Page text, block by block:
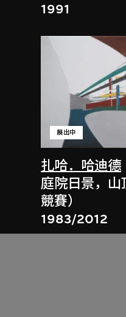
1991
扎哈．哈迪德
展出中
庭院日景，
競賽）
1983/2012